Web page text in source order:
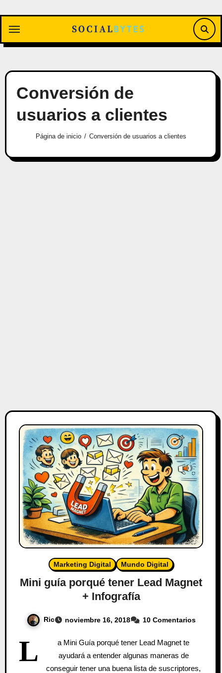
contenido
Conversión de
usuarios a clientes
Página de inicio Conversión de usuarios a clientes
Marketing Digital Mundo Digital
Mini guía porqué tener Lead Magnet
+ Infografía
Ric noviembre 16, 2018 10 Comentarios
L
a Mini Guía porqué tener Lead Magnet te
ayudará a entender algunas maneras de
conseguir tener una buena lista de suscriptores,